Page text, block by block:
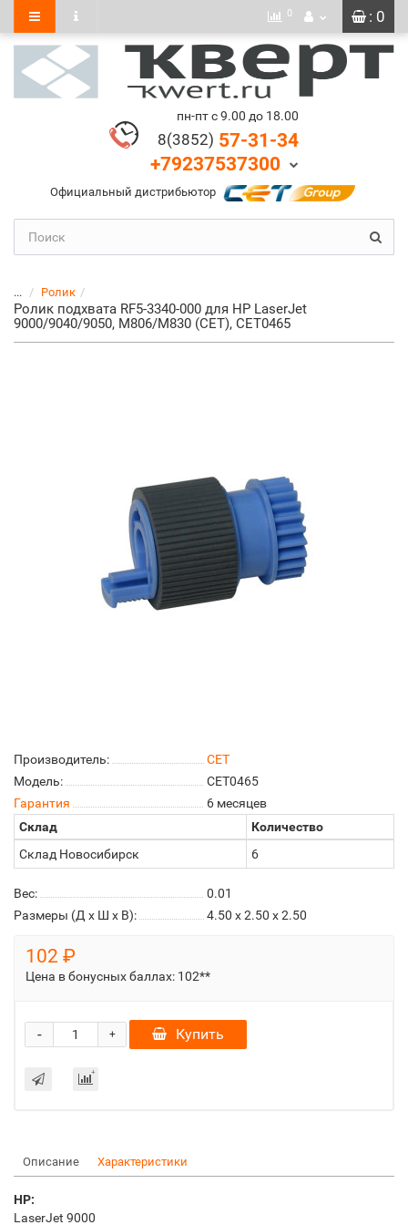
: 0
0
пн-пт с 9.00 до 18.00
8(3852) 57-31-34
+79237537300
Официальный дистрибьютор
... Ролик
Ролик подхвата RF5-3340-000 для HP LaserJet
9000/9040/9050, M806/M830 (CET), CET0465
Производитель:
CET
Модель:
CET0465
Гарантия
6 месяцев
Склад
Количество
Склад Новосибирск
6
Вес:
0.01
Размеры (Д x Ш x В):
4.50 x 2.50 x 2.50
102 ₽
Цена в бонусных баллах: 102**
+
- Купить
Описание Характеристики
HP:
LaserJet 9000